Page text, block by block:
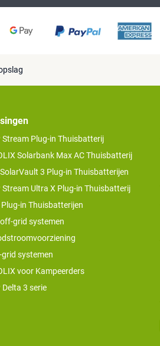
Stream Plug-in Thuisbatterij
Solarbank Max AC Thuisbatterij
3 Plug-in Thuisbatterijen
Stream Ultra X Plug-in Thuisbatterij
in Thuisbatterijen
grid systemen
systemen
voor Kampeerders
Delta 3 serie